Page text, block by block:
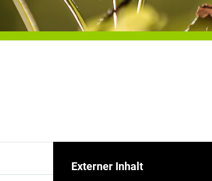
Externer Inhalt